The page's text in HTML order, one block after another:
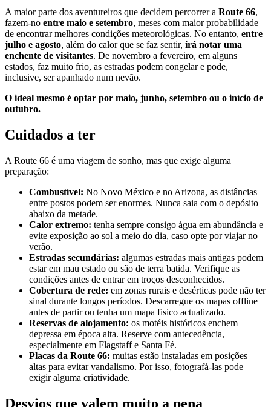
A maior parte dos aventureiros que decidem percorrer a Route 66,
fazem-no entre maio e setembro, meses com maior probabilidade
de encontrar melhores condições meteorológicas. No entanto, entre
julho e agosto, além do calor que se faz sentir, irá notar uma
enchente de visitantes. De novembro a fevereiro, em alguns
estados, faz muito frio, as estradas podem congelar e pode,
inclusive, ser apanhado num nevão.
O ideal mesmo é optar por maio, junho, setembro ou o início de
outubro.
Cuidados a ter
A Route 66 é uma viagem de sonho, mas que exige alguma
preparação:
Combustível: No Novo México e no Arizona, as distâncias
entre postos podem ser enormes. Nunca saia com o depósito
abaixo da metade.
Calor extremo: tenha sempre consigo água em abundância e
evite exposição ao sol a meio do dia, caso opte por viajar no
verão.
Estradas secundárias: algumas estradas mais antigas podem
estar em mau estado ou são de terra batida. Verifique as
condições antes de entrar em troços desconhecidos.
Cobertura de rede: em zonas rurais e desérticas pode não ter
sinal durante longos períodos. Descarregue os mapas offline
antes de partir ou tenha um mapa fisico actualizado.
Reservas de alojamento: os motéis históricos enchem
depressa em época alta. Reserve com antecedência,
especialmente em Flagstaff e Santa Fé.
Placas da Route 66: muitas estão instaladas em posições
altas para evitar vandalismo. Por isso, fotografá-las pode
exigir alguma criatividade.
Desvios que valem muito a pena